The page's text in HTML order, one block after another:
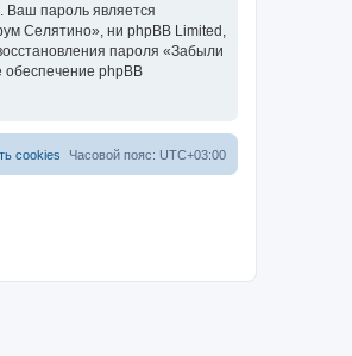
Ваш пароль является
Селятино», ни phpBB Limited,
пароля «Забыли
phpBB
Часовой пояс: UTC+03:00
cookies